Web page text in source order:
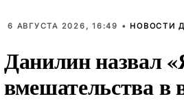
6 АВГУСТА 2026, 16:49 • НОВОСТИ
Данилин назвал
вмешательства